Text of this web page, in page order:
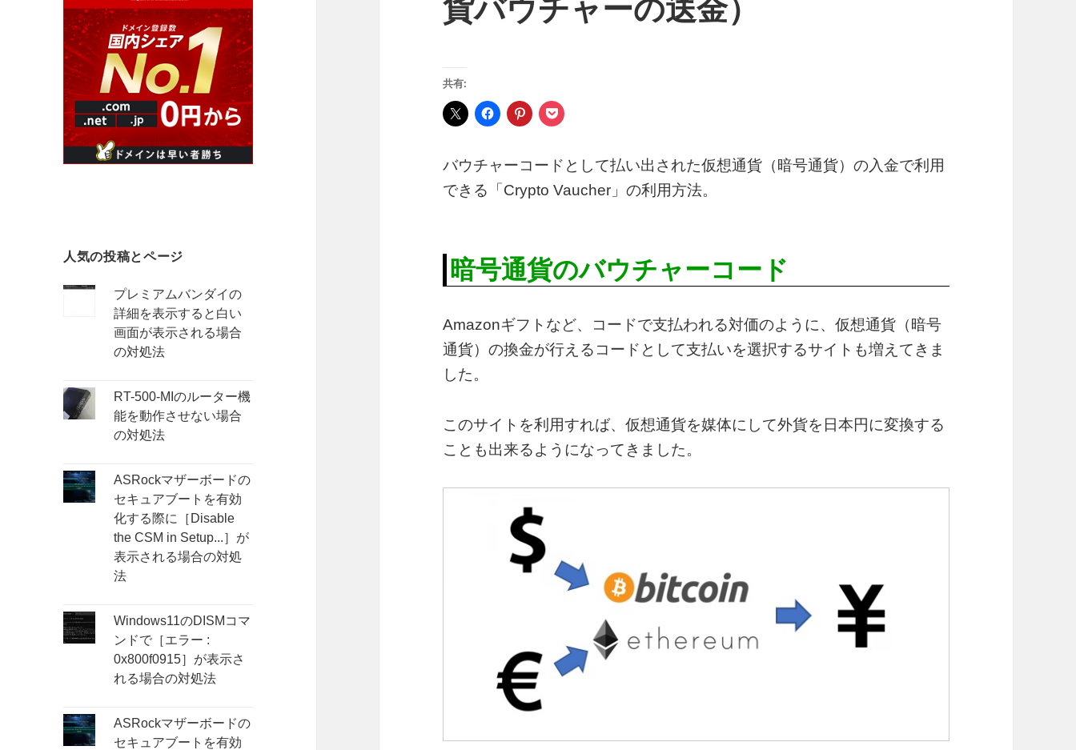
人気の投稿とページ
プレミアムバンダイの
詳細を表示すると白い
画面が表示される場合
の対処法
RT-500-MIのルーター機
能を動作させない場合
の対処法
ASRockマザーボードの
セキュアブートを有効
化する際に［Disable
the CSM in Setup...］が
表示される場合の対処
法
Windows11のDISMコマ
ンドで［エラー :
0x800f0915］が表示さ
れる場合の対処法
ASRockマザーボードの
セキュアブートを有効
貨バウチャーの送金）
共有:
バウチャーコードとして払い出された仮想通貨（暗号通貨）の入金で利用
できる「Crypto Vaucher」の利用方法。
暗号通貨のバウチャーコード
Amazonギフトなど、コードで支払われる対価のように、仮想通貨（暗号
通貨）の換金が行えるコードとして支払いを選択するサイトも増えてきま
した。
このサイトを利用すれば、仮想通貨を媒体にして外貨を日本円に変換する
ことも出来るようになってきました。